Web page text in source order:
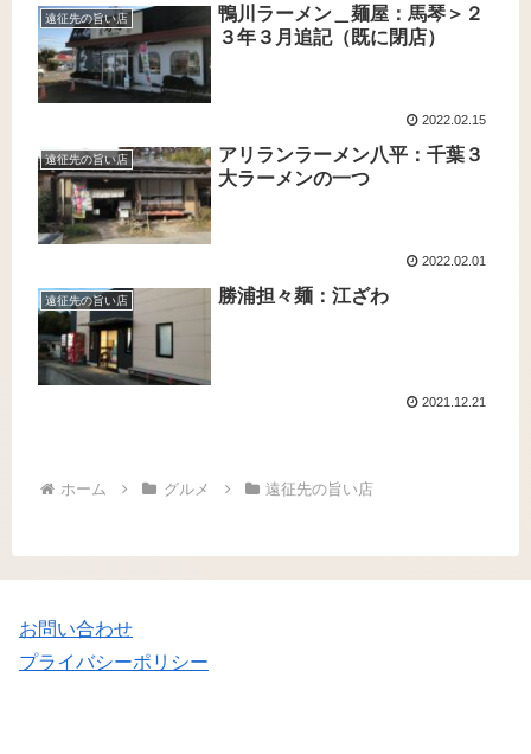
遠征先の旨い店
鴨川ラーメン＿麺屋：馬琴＞２
３年３月追記（既に閉店）
2022.02.15
遠征先の旨い店
アリランラーメン八平：千葉３
大ラーメンの一つ
2022.02.01
遠征先の旨い店 勝浦担々麺：江ざわ
2021.12.21
ホーム グルメ 遠征先の旨い店
お問い合わせ
プライバシーポリシー